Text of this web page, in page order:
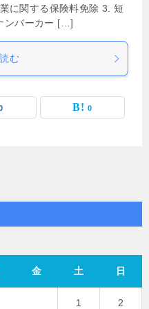
に関する保険料免除 3. 短
ンバーカー […]
む
0
金 土 日
1 2